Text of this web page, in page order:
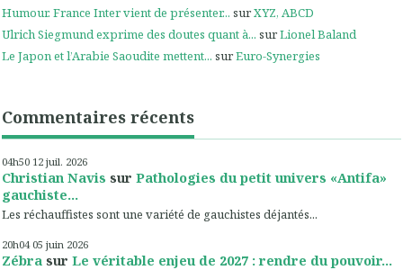
Humour. France Inter vient de présenter... surXYZ, ABCD
Ulrich Siegmund exprime des doutes quant à... surLionel Baland
Le Japon et l’Arabie Saoudite mettent... surEuro-Synergies
Commentaires récents
04h50 12 juil. 2026
Christian Navis sur Pathologies du petit univers «Antifa»
gauchiste...
Les réchauffistes sont une variété de gauchistes déjantés...
20h04 05 juin 2026
Zébra sur Le véritable enjeu de 2027 : rendre du pouvoir...